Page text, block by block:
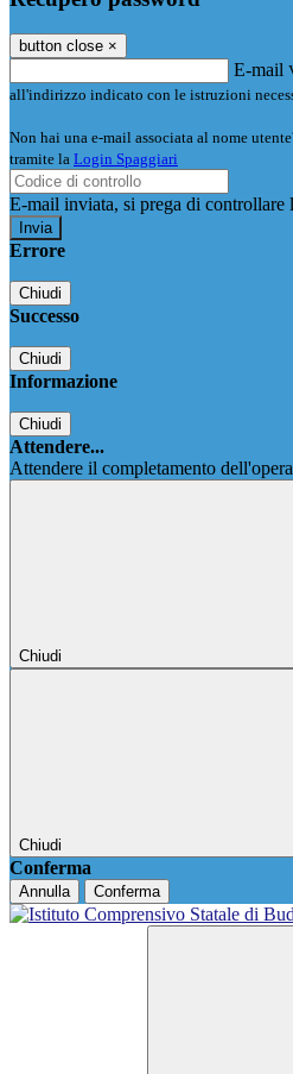
button close ×
E-mail
all'indirizzo indicato con le istruzioni
Non hai una e-mail associata al nome
tramite la Login Spaggiari
E-mail inviata, si prega di controllare
Errore
Chiudi
Successo
Chiudi
Informazione
Chiudi
Attendere...
Attendere il completamento
Chiudi
Chiudi
Conferma
Annulla Conferma